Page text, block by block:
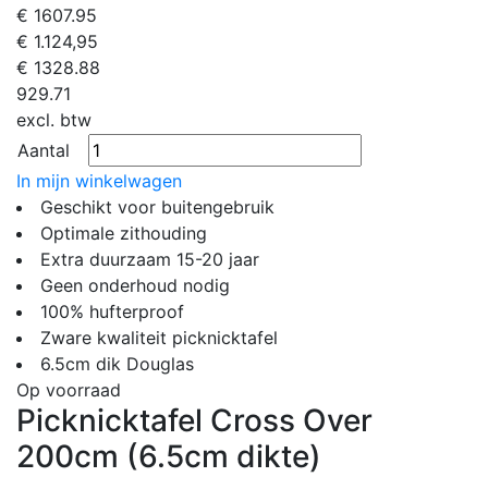
€ 1607.95
€ 1.124,95
€ 1328.88
929.71
excl. btw
Aantal
In mijn winkelwagen
Geschikt voor buitengebruik
Optimale zithouding
Extra duurzaam 15-20 jaar
Geen onderhoud nodig
100% hufterproof
Zware kwaliteit picknicktafel
6.5cm dik Douglas
Op voorraad
Picknicktafel Cross Over
200cm (6.5cm dikte)